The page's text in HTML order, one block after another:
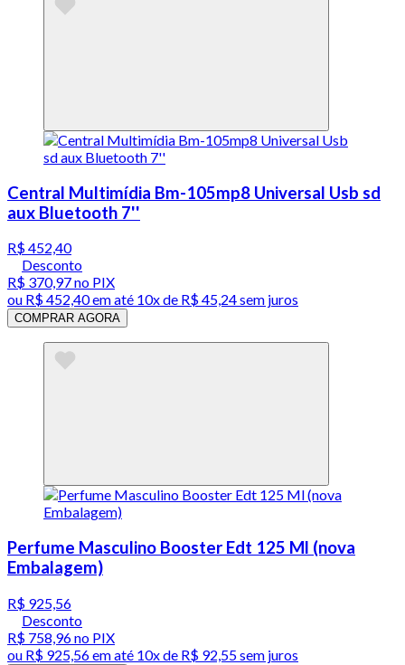
Central Multimídia Bm-105mp8 Universal Usb sd
aux Bluetooth 7''
R$ 452,40
Desconto
R$ 370,97no PIX
ou R$ 452,40em até 10x de R$ 45,24 sem juros
COMPRAR AGORA
Perfume Masculino Booster Edt 125 Ml (nova
Embalagem)
R$ 925,56
Desconto
R$ 758,96no PIX
ou R$ 925,56em até 10x de R$ 92,55 sem juros